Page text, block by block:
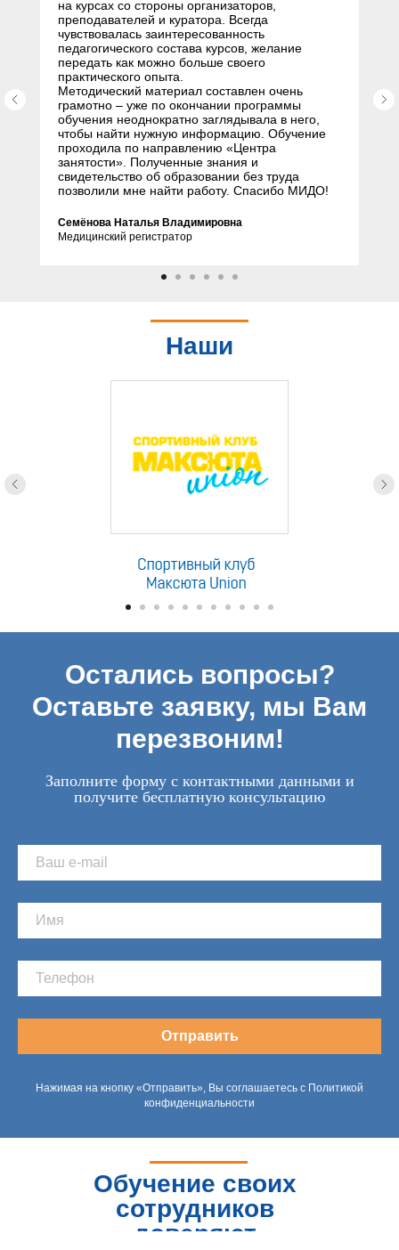
на курсах со стороны организаторов,
преподавателей и куратора. Всегда
чувствовалась заинтересованность
педагогического состава курсов, желание
передать как можно больше своего
практического опыта.
Методический материал составлен очень
грамотно – уже по окончании программы
обучения неоднократно заглядывала в него,
чтобы найти нужную информацию. Обучение
проходила по направлению «Центра
занятости». Полученные знания и
свидетельство об образовании без труда
позволили мне найти работу. Спасибо МИДО!
Семёнова Наталья Владимировна
Медицинский регистратор
Наши
Остались вопросы?
Оставьте заявку, мы Вам
перезвоним!
Заполните форму с контактными данными и
получите бесплатную консультацию
Отправить
Нажимая на кнопку «Отправить», Вы соглашаетесь с Политикой
конфиденциальности
Обучение своих
сотрудников
доверяют